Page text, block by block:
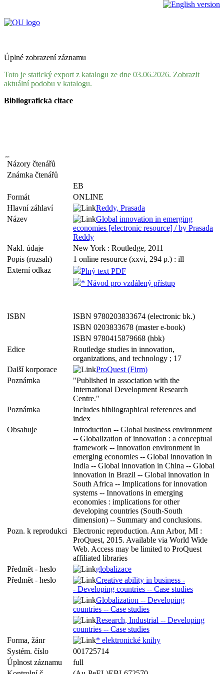
Úplné zobrazení záznamu
Toto je statický export z katalogu ze dne 03.06.2026. Zobrazit
aktuální podobu v katalogu.
Bibliografická citace
Názory čtenářů
Známka čtenářů
EB
Formát
ONLINE
Hlavní záhlaví
Reddy, Prasada
Název
Global innovation in emerging
economies [electronic resource] / by Prasada
Reddy
Nakl. údaje
New York : Routledge, 2011
Popis (rozsah)
1 online resource (xxvi, 294 p.) : ill
Externí odkaz
Plný text PDF
* Návod pro vzdálený přístup
ISBN
ISBN 9780203833674 (electronic bk.)
ISBN 0203833678 (master e-book)
ISBN 9780415879668 (hbk)
Edice
Routledge studies in innovation,
organizations, and technology ; 17
Další korporace
ProQuest (Firm)
Poznámka
"Published in association with the
International Development Research
Centre."
Poznámka
Includes bibliographical references and
index
Obsahuje
Introduction -- Global business environment
-- Globalization of innovation : a conceptual
framework -- Innovation environment in
emerging economies -- Global innovation in
India -- Global innovation in China -- Global
innovation in Brazil -- Global innovation in
South Africa -- Implications for innovation
systems -- Innovations in emerging
economies : implications for other
developing countries (South-South
dimension) -- Summary and conclusions.
Pozn. k reprodukci
Electronic reproduction. Ann Arbor, MI :
ProQuest, 2015. Available via World Wide
Web. Access may be limited to ProQuest
affiliated libraries
Předmět - heslo
globalizace
Předmět - heslo
Creative ability in business -
- Developing countries -- Case studies
Globalization -- Developing
countries -- Case studies
Research, Industrial -- Developing
countries -- Case studies
Forma, žánr
* elektronické knihy
Systém. číslo
001725714
Úplnost záznamu
full